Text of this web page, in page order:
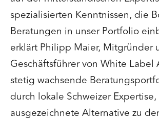
spezialisierten Kenntnissen, die
Beratungen in unser Portfolio
erklärt Philipp Maier, Mitgründer
Geschäftsführer von White Label
stetig wachsende
durch lokale Schweizer
ausgezeichnete Alternative zu